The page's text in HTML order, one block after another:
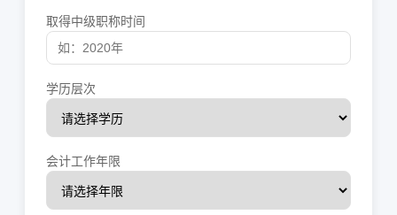
取得中级职称时间
学历层次
会计工作年限